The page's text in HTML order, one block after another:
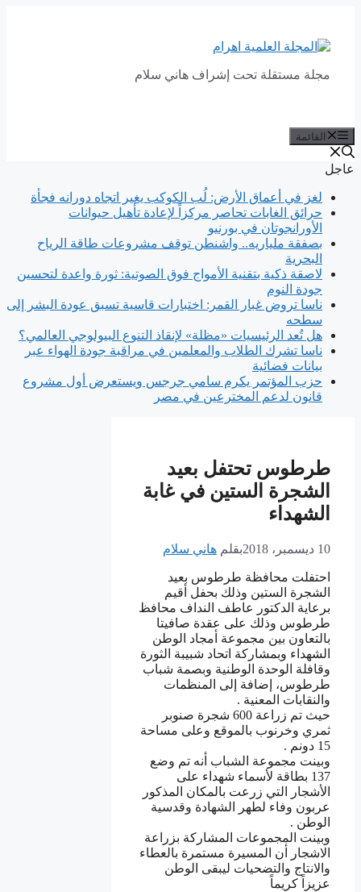
المحتوى
مجلة مستقلة تحت إشراف هاني سلام
القائمة
عاجل
لغز في أعماق الأرض: لُب الكوكب يغير اتجاه دورانه فجأة
حرائق الغابات تحاصر مركزاً لإعادة تأهيل حيوانات
الأورانجوتان في بورنيو
بصفقة ملياريه.. واشنطن توقف مشروعات طاقة الرياح
البحرية
لاصقة ذكية بتقنية الأمواج فوق الصوتية: ثورة واعدة لتحسين
جودة النوم
ناسا تروض غبار القمر: اختبارات قاسية تسبق عودة البشر إلى
سطحه
هل تُعد الرئيسيات «مظلة» لإنقاذ التنوع البيولوجي العالمي؟
ناسا تشرك الطلاب والمعلمين في مراقبة جودة الهواء عبر
بيانات فضائية
حزب المؤتمر يكرم سامي جرجس ويستعرض أول مشروع
قانون لدعم المخترعين في مصر
ﻃﺮﻃﻮﺱ ﺗﺤﺘﻔﻞ ﺑﻌﻴﺪ
ﺍﻟﺸﺠﺮﺓ ﺍﻟﺴﺘﻴﻦ ﻓﻲ ﻏﺎﺑﺔ
ﺍﻟﺸﻬﺪﺍﺀ
10 ديسمبر، 2018 بقلم هاني سلام
ﺍﺣﺘﻔﻠﺖ ﻣﺤﺎﻓﻈﺔ ﻃﺮﻃﻮﺱ ﺑﻌﻴﺪ
ﺍﻟﺸﺠﺮﺓ ﺍﻟﺴﺘﻴﻦ ﻭﺫﻟﻚ ﺑﺤﻔﻞ ﺃﻗﻴﻢ
ﺑﺮﻋﺎﻳﺔ ﺍﻟﺪﻛﺘﻮﺭ ﻋﺎﻃﻒ ﺍﻟﻨﺪﺍﻑ ﻣﺤﺎﻓﻆ
ﻃﺮﻃﻮﺱ ﻭﺫﻟﻚ ﻋﻠﻰ ﻋﻘﺪﺓ ﺻﺎﻓﻴﺘﺎ
ﺑﺎﻟﺘﻌﺎﻭﻥ ﺑﻴﻦ ﻣﺠﻤﻮﻋﺔ ﺃﻣﺠﺎﺩ ﺍﻟﻮﻃﻦ
ﺍﻟﺸﻬﺪﺍﺀ ﻭﺑﻤﺸﺎﺭﻛﺔ ﺍﺗﺤﺎﺩ ﺷﺒﻴﺒﺔ ﺍﻟﺜﻮﺭﺓ
ﻭﻗﺎﻓﻠﺔ ﺍﻟﻮﺣﺪﺓ ﺍﻟﻮﻃﻨﻴﺔ ﻭﺑﺼﻤﺔ ﺷﺒﺎﺏ
ﻃﺮﻃﻮﺱ، ﺇﺿﺎﻓﺔ ﺇﻟﻰ ﺍﻟﻤﻨﻈﻤﺎﺕ
ﻭﺍﻟﻨﻘﺎﺑﺎﺕ ﺍﻟﻤﻌﻨﻴﺔ .
ﺣﻴﺚ ﺗﻢ ﺯﺭﺍﻋﺔ 600 ﺷﺠﺮﺓ ﺻﻨﻮﺑﺮ
ﺛﻤﺮﻱ ﻭﺧﺮﻧﻮﺏ ﺑﺎﻟﻤﻮﻗﻊ ﻭﻋﻠﻰ ﻣﺴﺎﺣﺔ
15 ﺩﻭﻧﻢ .
ﻭﺑﻴﻨﺖ ﻣﺠﻤﻮﻋﺔ ﺍﻟﺸﺒﺎﺏ ﺃﻧﻪ ﺗﻢ ﻭﺿﻊ
137 ﺑﻄﺎﻗﺔ ﻷﺳﻤﺎﺀ ﺷﻬﺪﺍﺀ ﻋﻠﻰ
ﺍﻷﺷﺠﺎﺭ ﺍﻟﺘﻲ ﺯﺭﻋﺖ ﺑﺎﻟﻤﻜﺎﻥ ﺍﻟﻤﺬﻛﻮﺭ
ﻋﺮﺑﻮﻥ ﻭﻓﺎﺀ ﻟﻄﻬﺮ ﺍﻟﺸﻬﺎﺩﺓ ﻭﻗﺪﺳﻴﺔ
ﺍﻟﻮﻃﻦ .
ﻭﺑﻴﻨﺖ ﺍﻟﻤﺠﻤﻮﻋﺎﺕ ﺍﻟﻤﺸﺎﺭﻛﺔ ﺑﺰﺭﺍﻋﺔ
ﺍﻻﺷﺠﺎﺭ ﺃﻥ ﺍﻟﻤﺴﻴﺮﺓ ﻣﺴﺘﻤﺮﺓ ﺑﺎﻟﻌﻄﺎﺀ
ﻭﺍﻻﻧﺘﺎﺝ ﻭﺍﻟﺘﻀﺤﻴﺎﺕ ﻟﻴﺒﻘﻰ ﺍﻟﻮﻃﻦ
ﻋﺰﻳﺰﺍً ﻛﺮﻳﻤﺎً